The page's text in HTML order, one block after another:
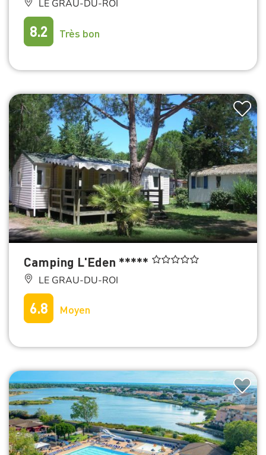
LE GRAU-DU-ROI
8.2 Très bon
Camping L'Eden *****
LE GRAU-DU-ROI
6.8 Moyen